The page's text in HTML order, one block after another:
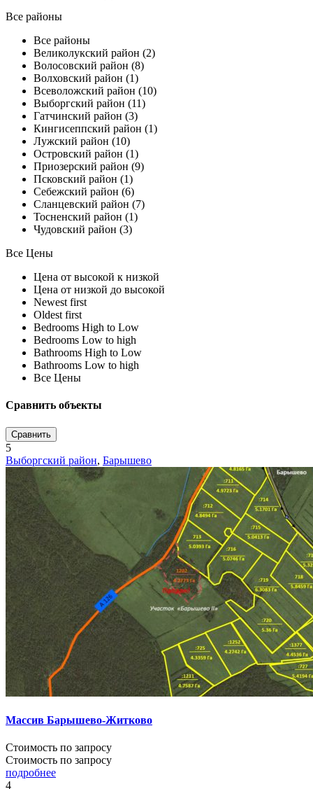
Все районы
Все районы
Великолукский район (2)
Волосовский район (8)
Волховский район (1)
Всеволожский район (10)
Выборгский район (11)
Гатчинский район (3)
Кингисеппский район (1)
Лужский район (10)
Островский район (1)
Приозерский район (9)
Псковский район (1)
Себежский район (6)
Сланцевский район (7)
Тосненский район (1)
Чудовский район (3)
Все Цены
Цена от высокой к низкой
Цена от низкой до высокой
Newest first
Oldest first
Bedrooms High to Low
Bedrooms Low to high
Bathrooms High to Low
Bathrooms Low to high
Все Цены
Сравнить объекты
Сравнить
5
Выборгский район, Барышево
Массив Барышево-Житково
Стоимость по запросу
Стоимость по запросу
подробнее
4